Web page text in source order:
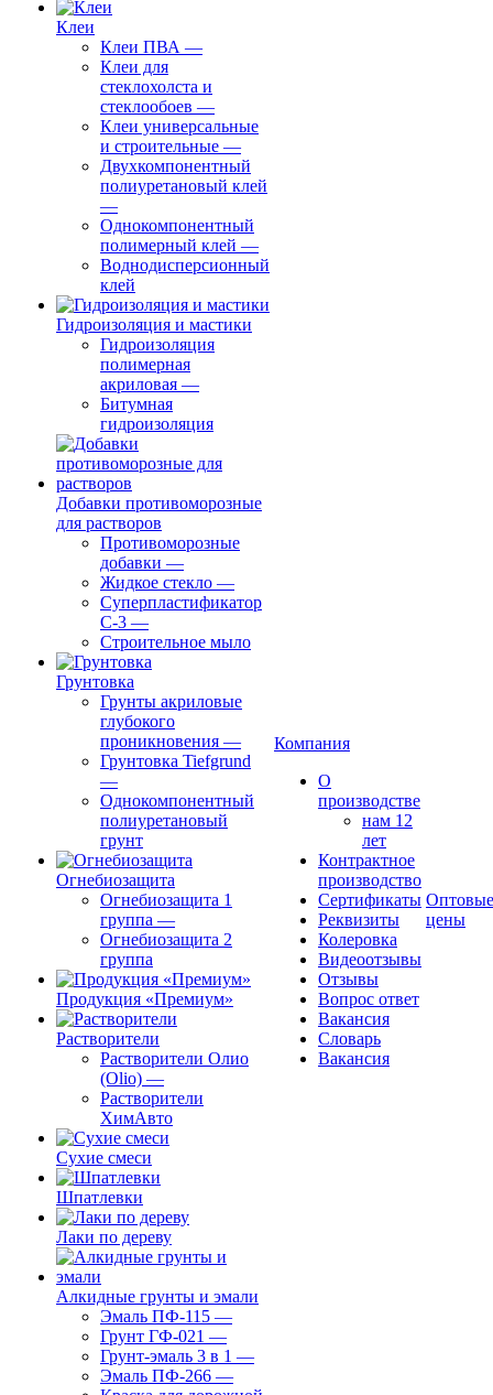
Клеи
Клеи ПВА —
Клеи для
стеклохолста и
стеклообоев —
Клеи универсальные
и строительные —
Двухкомпонентный
полиуретановый клей
—
Однокомпонентный
полимерный клей —
Воднодисперсионный
клей
Гидроизоляция и мастики
Гидроизоляция
полимерная
акриловая —
Битумная
гидроизоляция
Добавки противоморозные
для растворов
Противоморозные
добавки —
Жидкое стекло —
Суперпластификатор
С-3 —
Строительное мыло
Грунтовка
Грунты акриловые
глубокого
проникновения —
Грунтовка Tiefgrund
—
Однокомпонентный
полиуретановый
грунт
Огнебиозащита
Огнебиозащита 1
группа —
Огнебиозащита 2
группа
Продукция «Премиум»
Растворители
Растворители Олио
(Olio) —
Растворители
ХимАвто
Сухие смеси
Шпатлевки
Лаки по дереву
Алкидные грунты и эмали
Эмаль ПФ-115 —
Грунт ГФ-021 —
Грунт-эмаль 3 в 1 —
Эмаль ПФ-266 —
Компания
О
производстве
нам 12
лет
Контрактное
производство
Сертификаты
Реквизиты
Колеровка
Видеоотзывы
Отзывы
Вопрос ответ
Вакансия
Словарь
Вакансия
Оптовые
цены